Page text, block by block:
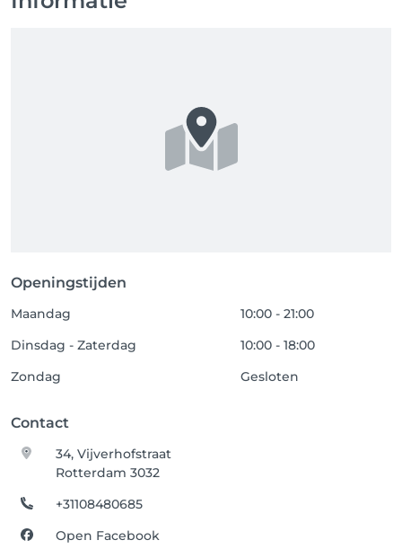
Openingstijden
Maandag
10:00 - 21:00
Dinsdag - Zaterdag
10:00 - 18:00
Zondag
Gesloten
Contact
34, Vijverhofstraat
Rotterdam 3032
+31108480685
Open Facebook